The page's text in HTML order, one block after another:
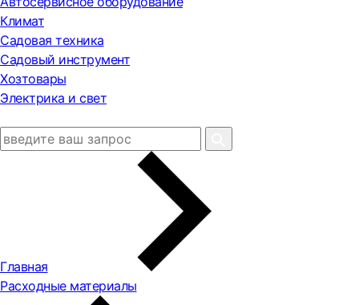
Климат
Садовая техника
Садовый инструмент
Хозтовары
Электрика и свет
Главная
Расходные материалы